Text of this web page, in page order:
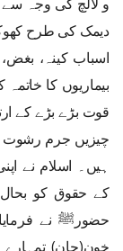
دیمک کی طرح
اسباب کینہ،
بیماریوں کا
قوت بڑے بڑے کے
چیزیں جرم رشوت
ہیں۔ اسلام نے
کے حقوق کو بحال
حضورﷺ نے
خون(جان) تمہارے